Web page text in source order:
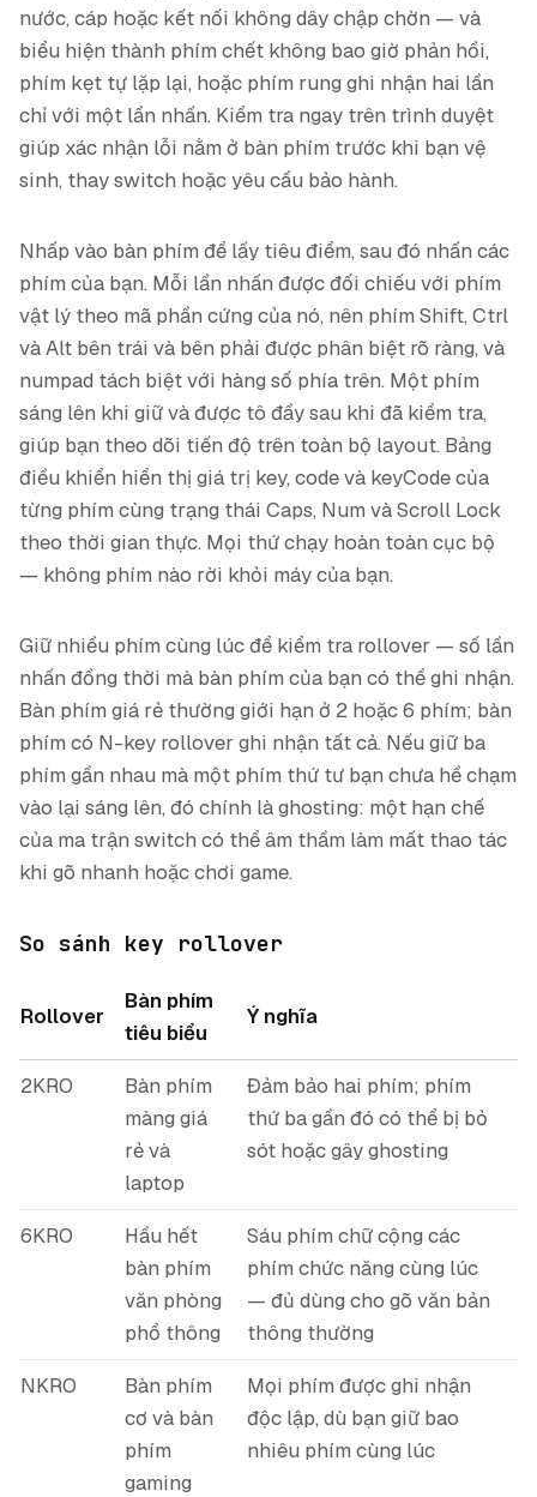
nước, cáp hoặc kết nối không dây chập chờn — và
biểu hiện thành phím chết không bao giờ phản hồi,
phím kẹt tự lặp lại, hoặc phím rung ghi nhận hai lần
chỉ với một lần nhấn. Kiểm tra ngay trên trình duyệt
giúp xác nhận lỗi nằm ở bàn phím trước khi bạn vệ
sinh, thay switch hoặc yêu cầu bảo hành.
Nhấp vào bàn phím để lấy tiêu điểm, sau đó nhấn các
phím của bạn. Mỗi lần nhấn được đối chiếu với phím
vật lý theo mã phần cứng của nó, nên phím Shift, Ctrl
và Alt bên trái và bên phải được phân biệt rõ ràng, và
numpad tách biệt với hàng số phía trên. Một phím
sáng lên khi giữ và được tô đầy sau khi đã kiểm tra,
giúp bạn theo dõi tiến độ trên toàn bộ layout. Bảng
điều khiển hiển thị giá trị key, code và keyCode của
từng phím cùng trạng thái Caps, Num và Scroll Lock
theo thời gian thực. Mọi thứ chạy hoàn toàn cục bộ
— không phím nào rời khỏi máy của bạn.
Giữ nhiều phím cùng lúc để kiểm tra rollover — số lần
nhấn đồng thời mà bàn phím của bạn có thể ghi nhận.
Bàn phím giá rẻ thường giới hạn ở 2 hoặc 6 phím; bàn
phím có N-key rollover ghi nhận tất cả. Nếu giữ ba
phím gần nhau mà một phím thứ tư bạn chưa hề chạm
vào lại sáng lên, đó chính là ghosting: một hạn chế
của ma trận switch có thể âm thầm làm mất thao tác
khi gõ nhanh hoặc chơi game.
So sánh key rollover
Rollover
Bàn phím
tiêu biểu
Ý nghĩa
2KRO
Bàn phím
màng giá
rẻ và
laptop
Đảm bảo hai phím; phím
thứ ba gần đó có thể bị bỏ
sót hoặc gây ghosting
6KRO
Hầu hết
bàn phím
văn phòng
phổ thông
Sáu phím chữ cộng các
phím chức năng cùng lúc
— đủ dùng cho gõ văn bản
thông thường
NKRO
Bàn phím
cơ và bàn
phím
gaming
Mọi phím được ghi nhận
độc lập, dù bạn giữ bao
nhiêu phím cùng lúc